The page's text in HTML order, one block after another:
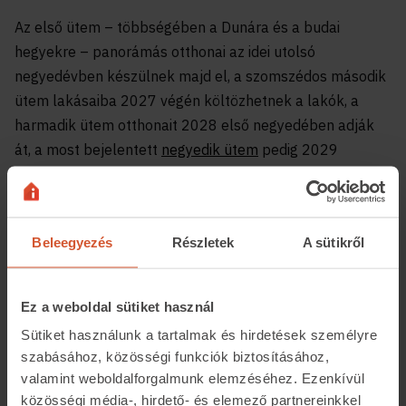
Beleegyezés Részletek A sütikről
Ez a weboldal sütiket használ
Sütiket használunk a tartalmak és hirdetések személyre
szabásához, közösségi funkciók biztosításához,
valamint weboldalforgalmunk elemzéséhez. Ezenkívül
közösségi média-, hirdető- és elemező partnereinkkel
Az első ütem – többségében a Dunára és a budai
hegyekre – panorámás otthonai az idei utolsó
negyedévben készülnek majd el, a szomszédos második
ütem lakásaiba 2027 végén költözhetnek a lakók, a
harmadik ütem otthonait 2028 első negyedében adják
át, a most bejelentett negyedik ütem pedig 2029